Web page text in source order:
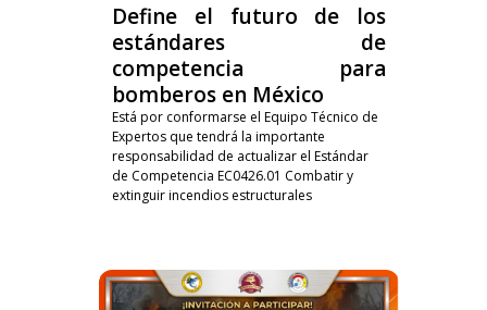
Define el futuro de los
estándares de
competencia para
bomberos en México
Está por conformarse el Equipo Técnico de
Expertos que tendrá la importante
responsabilidad de actualizar el Estándar
de Competencia EC0426.01 Combatir y
extinguir incendios estructurales